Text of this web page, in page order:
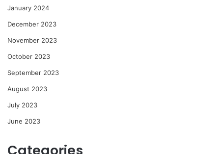
January 2024
December 2023
November 2023
October 2023
September 2023
August 2023
July 2023
June 2023
Categories